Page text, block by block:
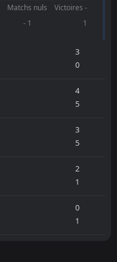
Matchs nuls
- 1
Victoires -
1
3
0
4
5
3
5
2
1
0
1